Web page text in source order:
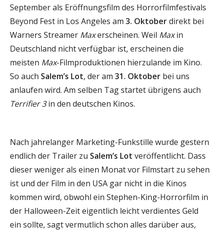
September als Eröffnungsfilm des Horrorfilmfestivals
Beyond Fest in Los Angeles am 3. Oktoberdirekt bei
Warners Streamer Maxerscheinen. Weil Maxin
Deutschland nicht verfügbar ist, erscheinen die
meisten Max-Filmproduktionen hierzulande im Kino.
So auch Salem’s Lot, der am 31. Oktober bei uns
anlaufen wird. Am selben Tag startet übrigens auch
Terrifier 3in den deutschen Kinos.
Nach jahrelanger Marketing-Funkstille wurde gestern
endlich der Trailer zu Salem’s Lot veröffentlicht. Dass
dieser weniger als einen Monat vor Filmstart zu sehen
ist und der Film in den USA gar nicht in die Kinos
kommen wird, obwohl ein Stephen-King-Horrorfilm in
der Halloween-Zeit eigentlich leicht verdientes Geld
ein sollte, sagt vermutlich schon alles darüber aus,